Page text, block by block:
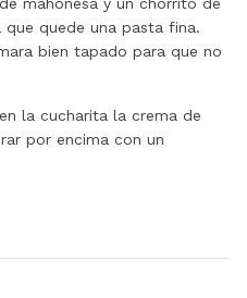
quede una pasta fina.
bien tapado para que no
la cucharita la crema de
por encima con un